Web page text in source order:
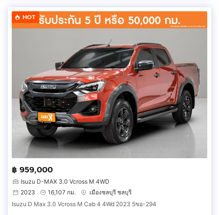
HOT
฿ 959,000
Isuzu D-MAX 3.0 Vcross M 4WD
2023
16,107 กม.
เมืองชลบุรี ชลบุรี
Isuzu D Max 3.0 Vcross M Cab 4 4Wd 2023 5ขอ-294